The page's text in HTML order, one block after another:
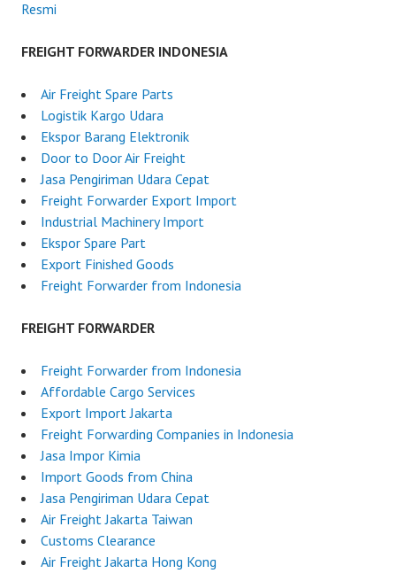
Resmi
FREIGHT FORWARDER INDONESIA
Air Freight Spare Parts
Logistik Kargo Udara
Ekspor Barang Elektronik
Door to Door Air Freight
Jasa Pengiriman Udara Cepat
Freight Forwarder Export Import
Industrial Machinery Import
Ekspor Spare Part
Export Finished Goods
Freight Forwarder from Indonesia
FREIGHT FORWARDER
Freight Forwarder from Indonesia
Affordable Cargo Services
Export Import Jakarta
Freight Forwarding Companies in Indonesia
Jasa Impor Kimia
Import Goods from China
Jasa Pengiriman Udara Cepat
Air Freight Jakarta Taiwan
Customs Clearance
Air Freight Jakarta Hong Kong